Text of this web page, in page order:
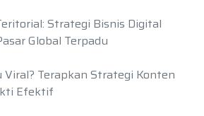
Strategi Bisnis Digital
Global Terpadu
Terapkan Strategi Konten
Efektif